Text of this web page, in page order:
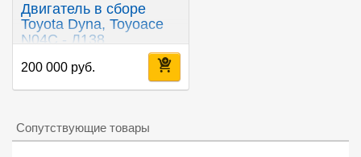
Двигатель в сборе
Toyota Dyna, Toyoace
N04C - Д138
200 000 руб.
Сопутствующие товары